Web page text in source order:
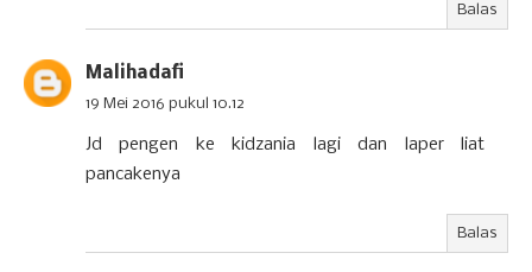
Balas
Malihadafi
19 Mei 2016 pukul 10.12
Jd pengen ke kidzania lagi dan laper liat
pancakenya
Balas